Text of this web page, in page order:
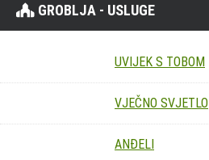
GROBLJA - USLUGE
UVIJEK S TOBOM
VJEČNO SVJETLO
ANĐELI